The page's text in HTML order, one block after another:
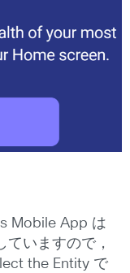
Mobile App は
いますので，
the Entity で